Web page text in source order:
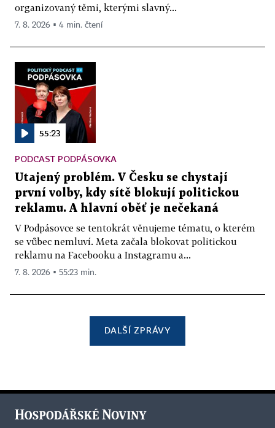
organizovaný těmi, kterými slavný...
7. 8. 2026 ▪ 4 min. čtení
55:23
PODCAST PODPÁSOVKA
Utajený problém. V Česku se chystají
první volby, kdy sítě blokují politickou
reklamu. A hlavní oběť je nečekaná
V Podpásovce se tentokrát věnujeme tématu, o kterém
se vůbec nemluví. Meta začala blokovat politickou
reklamu na Facebooku a Instagramu a...
7. 8. 2026 ▪ 55:23 min.
DALŠÍ ZPRÁVY